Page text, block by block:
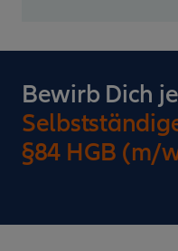
Bewirb Dich
§84 HGB (m/